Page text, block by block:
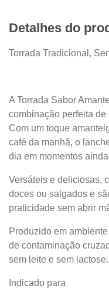
Detalhes do
Torrada Tradicional,
A Torrada Sabor
combinação perfeita
Com um toque
café da manhã, o
dia em momentos
Versáteis e deliciosas,
doces ou salgados e
praticidade sem abrir
Produzido em
de contaminação
sem leite e sem lactose.
Indicado para